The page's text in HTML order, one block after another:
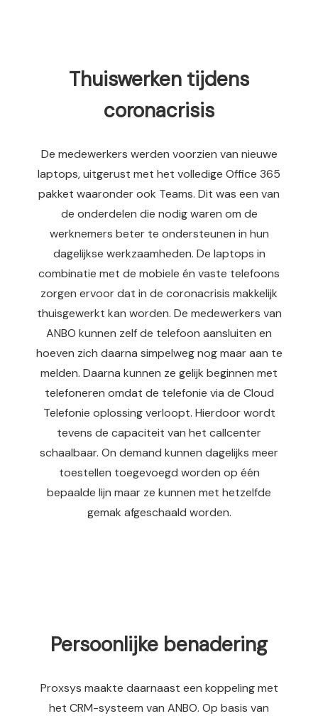
Thuiswerken tijdens
coronacrisis
De medewerkers werden voorzien van nieuwe
laptops, uitgerust met het volledige Office 365
pakket waaronder ook Teams. Dit was een van
de onderdelen die nodig waren om de
werknemers beter te ondersteunen in hun
dagelijkse werkzaamheden. De laptops in
combinatie met de mobiele én vaste telefoons
zorgen ervoor dat in de coronacrisis makkelijk
thuisgewerkt kan worden. De medewerkers van
ANBO kunnen zelf de telefoon aansluiten en
hoeven zich daarna simpelweg nog maar aan te
melden. Daarna kunnen ze gelijk beginnen met
telefoneren omdat de telefonie via de Cloud
Telefonie oplossing verloopt. Hierdoor wordt
tevens de capaciteit van het callcenter
schaalbaar. On demand kunnen dagelijks meer
toestellen toegevoegd worden op één
bepaalde lijn maar ze kunnen met hetzelfde
gemak afgeschaald worden.
Persoonlijke benadering
Proxsys maakte daarnaast een koppeling met
het CRM-systeem van ANBO. Op basis van